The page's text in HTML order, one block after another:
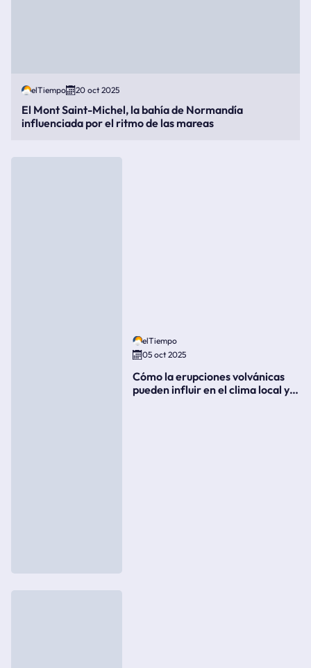
elTiempo 20 oct 2025
El Mont Saint-Michel, la bahía de Normandía
influenciada por el ritmo de las mareas
elTiempo
05 oct 2025
Cómo la erupciones volvánicas
pueden influir en el clima local y